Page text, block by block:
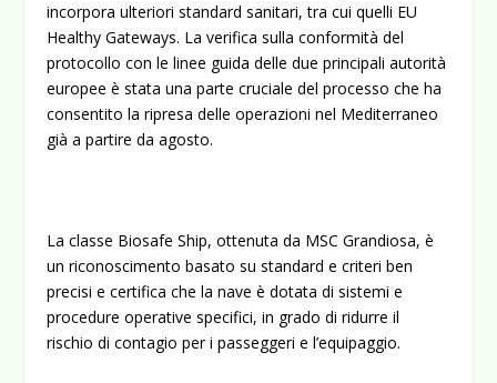
incorpora ulteriori standard sanitari, tra cui quelli EU
Healthy Gateways. La verifica sulla conformità del
protocollo con le linee guida delle due principali autorità
europee è stata una parte cruciale del processo che ha
consentito la ripresa delle operazioni nel Mediterraneo
già a partire da agosto.
La classe Biosafe Ship, ottenuta da MSC Grandiosa, è
un riconoscimento basato su standard e criteri ben
precisi e certifica che la nave è dotata di sistemi e
procedure operative specifici, in grado di ridurre il
rischio di contagio per i passeggeri e l’equipaggio.